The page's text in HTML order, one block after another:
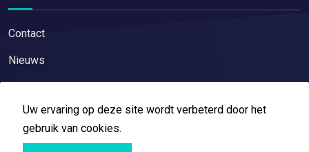
Uw ervaring op deze site wordt verbeterd door het
gebruik van cookies.
Contact
Nieuws
Copyright © 2026Restaurant reviews